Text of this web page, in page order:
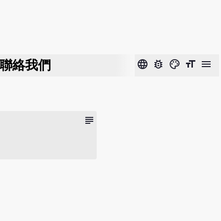
絡我們 language bug_report color_lens format_size menu
subject